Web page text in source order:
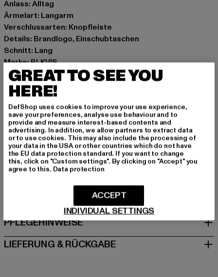
Anlass: Alltag
Ärmelart: Langarm
Verschlussarten: Knopfleiste
Details: Brandlogo, Einschubtaschen
Schnitt: Lang
Marke: BLKVIS
Kat.: Jacken
Farbe: braun
Hersteller Farbe: raisin
Materialzusammensetzung: 60% Polyester, 30% Wolle,
10% sonstige Fasern
Art.Nr: 42531104-12732
Hersteller: Play Hard GmbH |mail@blkvis.de
Landwehrstrasse 70A | 80336 München | DE
GRÖSSE & PASSFORM
PFLEGEHINWEISE
LIEFERUNG & RÜCKGABE
GREAT TO SEE YOU
HERE!
DefShop uses cookies to improve your use experience,
save your preferences, analyse use behaviour and to
provide and measure interest-based contents and
advertising. In addition, we allow partners to extract data
or to use cookies. This may also include the processing of
your data in the USA or other countries which do not have
the EU data protection standard. If you want to change
this, click on "Custom settings". By clicking on "Accept" you
agree to this. Data protection
INDIVIDUAL SETTINGS
ACCEPT